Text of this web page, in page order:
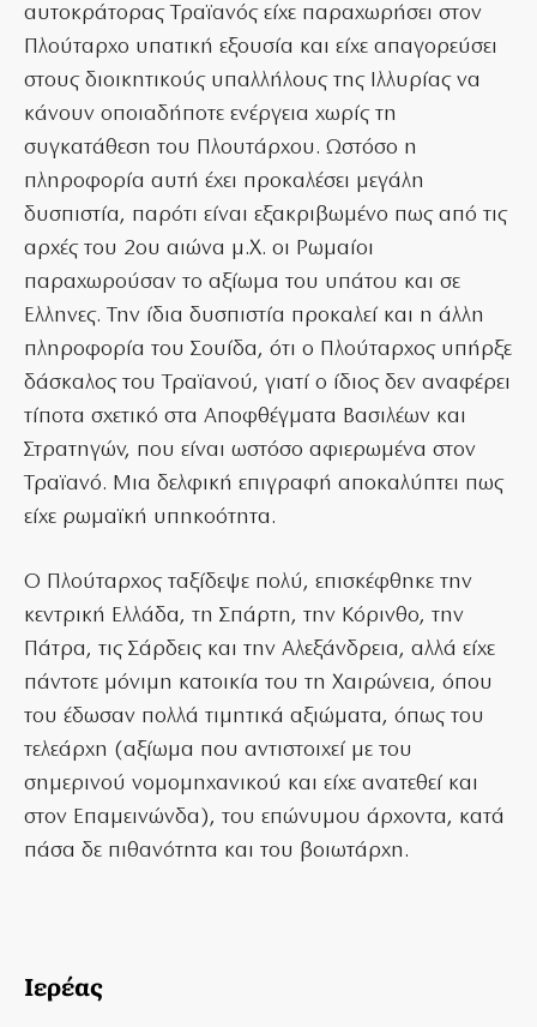
αυτοκράτορας Τραϊανός είχε παραχωρήσει στον
Πλούταρχο υπατική εξουσία και είχε απαγορεύσει
στους διοικητικούς υπαλλήλους της Ιλλυρίας να
κάνουν οποιαδήποτε ενέργεια χωρίς τη
συγκατάθεση του Πλουτάρχου. Ωστόσο η
πληροφορία αυτή έχει προκαλέσει μεγάλη
δυσπιστία, παρότι είναι εξακριβωμένο πως από τις
αρχές του 2ου αιώνα μ.Χ. οι Ρωμαίοι
παραχωρούσαν το αξίωμα του υπάτου και σε
Ελληνες. Την ίδια δυσπιστία προκαλεί και η άλλη
πληροφορία του Σουίδα, ότι ο Πλούταρχος υπήρξε
δάσκαλος του Τραϊανού, γιατί ο ίδιος δεν αναφέρει
τίποτα σχετικό στα Αποφθέγματα Βασιλέων και
Στρατηγών, που είναι ωστόσο αφιερωμένα στον
Τραϊανό. Μια δελφική επιγραφή αποκαλύπτει πως
είχε ρωμαϊκή υπηκοότητα.
Ο Πλούταρχος ταξίδεψε πολύ, επισκέφθηκε την
κεντρική Ελλάδα, τη Σπάρτη, την Κόρινθο, την
Πάτρα, τις Σάρδεις και την Αλεξάνδρεια, αλλά είχε
πάντοτε μόνιμη κατοικία του τη Χαιρώνεια, όπου
του έδωσαν πολλά τιμητικά αξιώματα, όπως του
τελεάρχη (αξίωμα που αντιστοιχεί με του
σημερινού νομομηχανικού και είχε ανατεθεί και
στον Επαμεινώνδα), του επώνυμου άρχοντα, κατά
πάσα δε πιθανότητα και του βοιωτάρχη.
Ιερέας